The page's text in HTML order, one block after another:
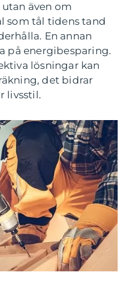
även om
som tål tidens tand
En annan
på energibesparing.
lösningar kan
det bidrar
livsstil.